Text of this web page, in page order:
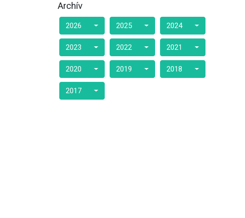
Archív
2026 2025 2024
2023 2022 2021
2020 2019 2018
2017